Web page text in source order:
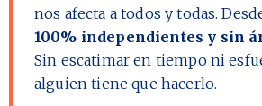
nos afecta a todos y todas.
100% independientes y sin
Sin escatimar en tiempo ni
alguien tiene que hacerlo.